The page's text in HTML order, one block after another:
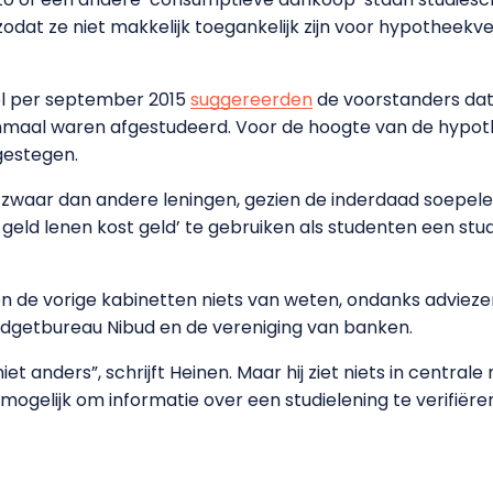
ze niet makkelijk toegankelijk zijn voor
per september 2015suggereerdende voorstanders
waren afgestudeerd. Voor de hoogte van de
dan andere leningen, gezien de inderdaad
lenen kost geld’ te gebruiken als studenten een
de vorige kabinetten niets van weten, ondanks
Nibud en de vereniging van banken.
anders”, schrijft Heinen. Maar hij ziet niets in centrale
om informatie over een studielening te